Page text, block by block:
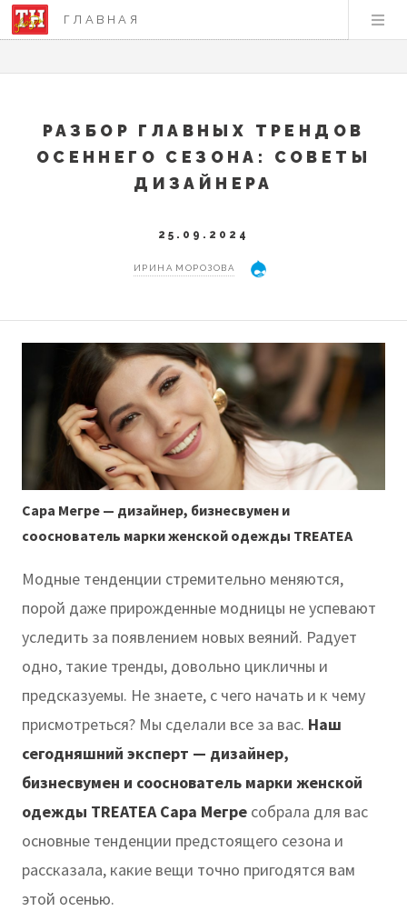
ГЛАВНАЯ
РАЗБОР ГЛАВНЫХ ТРЕНДОВ
ОСЕННЕГО СЕЗОНА: СОВЕТЫ
ДИЗАЙНЕРА
25.09.2024
ИРИНА МОРОЗОВА
Сара Мегре — дизайнер, бизнесвумен и
сооснователь марки женской одежды TREATEA
Модные тенденции стремительно меняются,
порой даже прирожденные модницы не успевают
уследить за появлением новых веяний. Радует
одно, такие тренды, довольно цикличны и
предсказуемы. Не знаете, с чего начать и к чему
присмотреться? Мы сделали все за вас. Наш
сегодняшний эксперт — дизайнер,
бизнесвумен и сооснователь марки женской
одежды TREATEA Сара Мегре собрала для вас
основные тенденции предстоящего сезона и
рассказала, какие вещи точно пригодятся вам
этой осенью.